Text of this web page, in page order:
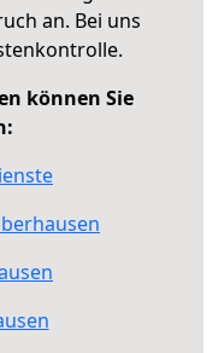
an. Bei uns
können Sie